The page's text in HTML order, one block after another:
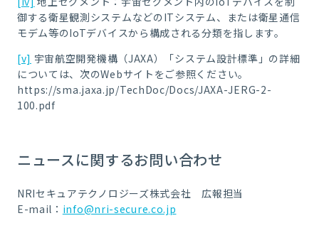
御する衛星観測システムなどのITシステム、または衛星通信
モデム等のIoTデバイスから構成される分類を指します。
[v] 宇宙航空開発機構（JAXA）「システム設計標準」の詳細
については、次のWebサイトをご参照ください。
https://sma.jaxa.jp/TechDoc/Docs/JAXA-JERG-2-
100.pdf
ニュースに関するお問い合わせ
NRIセキュアテクノロジーズ株式会社 広報担当
E-mail： info@nri-secure.co.jp